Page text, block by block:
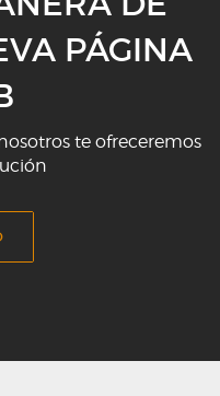
PÁGINA
te ofreceremos